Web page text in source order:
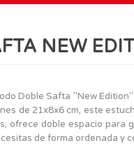
Muñecas
Patinetes
Sonic
The Beasties
VTech
NEW
Doble Safta "New
de 21x8x6 cm, este
ofrece doble espacio para
de forma ordenada y